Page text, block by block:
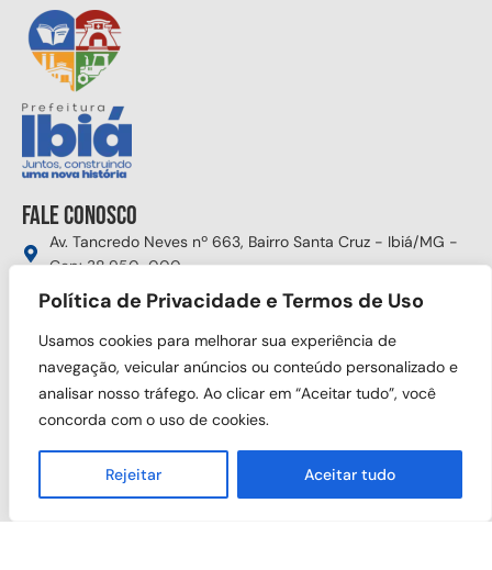
Política de Privacidade e Termos de Uso
Usamos cookies para melhorar sua experiência de
navegação, veicular anúncios ou conteúdo personalizado e
analisar nosso tráfego. Ao clicar em “Aceitar tudo”, você
concorda com o uso de cookies.
Rejeitar Aceitar tudo
Fale conosco
Av. Tancredo Neves nº 663, Bairro Santa Cruz - Ibiá/MG -
Cep: 38.950-000
(34) 3631-5750
Segunda à sexta das 8:00h às 17:30h
Siga nas redes sociais